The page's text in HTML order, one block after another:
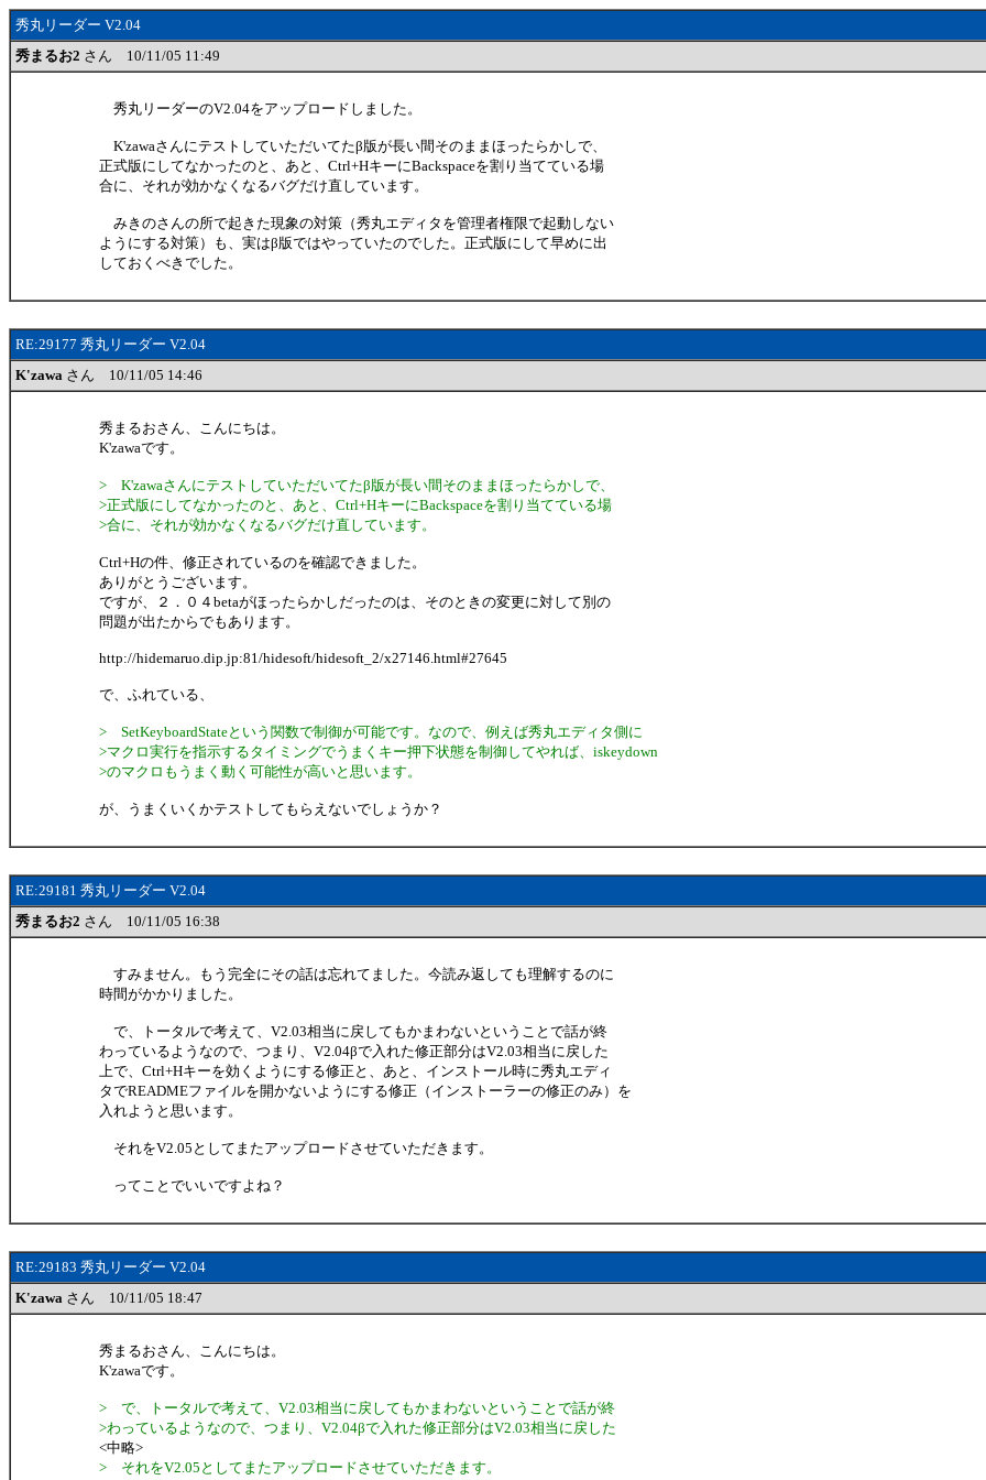
秀丸リーダー V2.04
秀まるお2 さん 10/11/05 11:49
秀丸リーダーのV2.04をアップロードしました。
K'zawaさんにテストしていただいてたβ版が長い間そのままほったらかしで、
正式版にしてなかったのと、あと、Ctrl+HキーにBackspaceを割り当てている場
合に、それが効かなくなるバグだけ直しています。
みきのさんの所で起きた現象の対策（秀丸エディタを管理者権限で起動しない
ようにする対策）も、実はβ版ではやっていたのでした。正式版にして早めに出
しておくべきでした。
RE:29177 秀丸リーダー V2.04
K'zawa さん 10/11/05 14:46
秀まるおさん、こんにちは。
K'zawaです。
> K'zawaさんにテストしていただいてたβ版が長い間そのままほったらかしで、
>正式版にしてなかったのと、あと、Ctrl+HキーにBackspaceを割り当てている場
>合に、それが効かなくなるバグだけ直しています。
Ctrl+Hの件、修正されているのを確認できました。
ありがとうございます。
ですが、２．０４betaがほったらかしだったのは、そのときの変更に対して別の
問題が出たからでもあります。
http://hidemaruo.dip.jp:81/hidesoft/hidesoft_2/x27146.html#27645
で、ふれている、
> SetKeyboardStateという関数で制御が可能です。なので、例えば秀丸エディタ側に
>マクロ実行を指示するタイミングでうまくキー押下状態を制御してやれば、iskeydown
>のマクロもうまく動く可能性が高いと思います。
が、うまくいくかテストしてもらえないでしょうか？
RE:29181 秀丸リーダー V2.04
秀まるお2 さん 10/11/05 16:38
すみません。もう完全にその話は忘れてました。今読み返しても理解するのに
時間がかかりました。
で、トータルで考えて、V2.03相当に戻してもかまわないということで話が終
わっているようなので、つまり、V2.04βで入れた修正部分はV2.03相当に戻した
上で、Ctrl+Hキーを効くようにする修正と、あと、インストール時に秀丸エディ
タでREADMEファイルを開かないようにする修正（インストーラーの修正のみ）を
入れようと思います。
それをV2.05としてまたアップロードさせていただきます。
ってことでいいですよね？
RE:29183 秀丸リーダー V2.04
K'zawa さん 10/11/05 18:47
秀まるおさん、こんにちは。
K'zawaです。
> で、トータルで考えて、V2.03相当に戻してもかまわないということで話が終
>わっているようなので、つまり、V2.04βで入れた修正部分はV2.03相当に戻した
<中略>
> それをV2.05としてまたアップロードさせていただきます。